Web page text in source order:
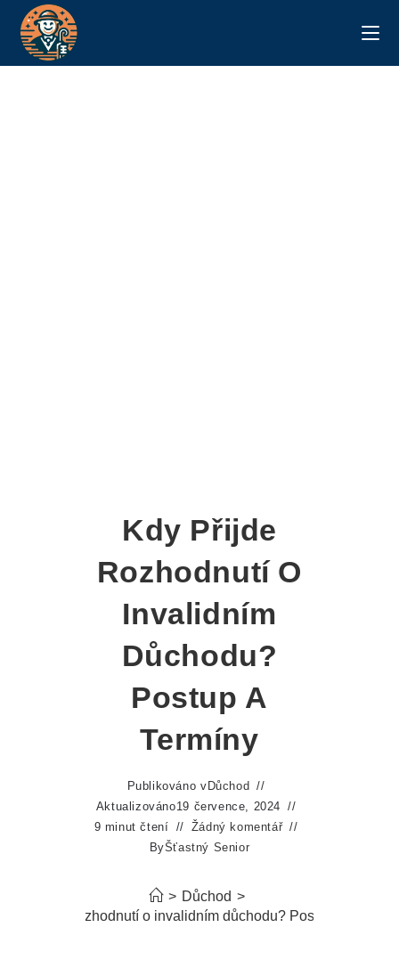
Kdy Přijde
Rozhodnutí O
Invalidním
Důchodu?
Postup A
Termíny
Publikováno v Důchod
Aktualizováno19 července, 2024
9 minut čtení
Žádný komentář
ByŠťastný Senior
> Důchod >
Kdy přijde rozhodnutí o invalidním důchodu? Postup a termíny